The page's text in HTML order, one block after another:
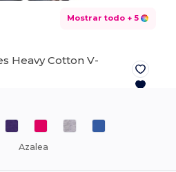
Mostrar todo + 5
Heavy Cotton V-
Azalea